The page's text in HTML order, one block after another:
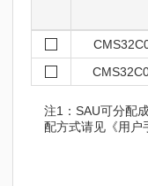
注1：SAU可分配
配方式请见《用户